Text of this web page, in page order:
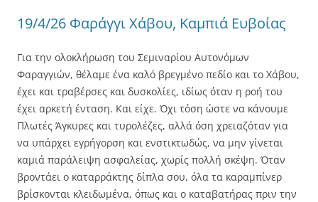
19/4/26 Φαράγγι Χάβου, Καμπιά Ευβοίας
Για την ολοκλήρωση του Σεμιναρίου Αυτονόμων
Φαραγγιών, θέλαμε ένα καλό βρεγμένο πεδίο και το Χάβου,
έχει και τραβέρσες και δυσκολίες, ιδίως όταν η ροή του
έχει αρκετή ένταση. Και είχε. Όχι τόση ώστε να κάνουμε
Πλωτές Άγκυρες και τυρολέζες, αλλά όση χρειαζόταν για
να υπάρχει εγρήγορση και ενστικτωδώς, να μην γίνεται
καμιά παράλειψη ασφαλείας, χωρίς πολλή σκέψη. Όταν
βροντάει ο καταρράκτης δίπλα σου, όλα τα καραμπίνερ
βρίσκονται κλειδωμένα, όπως και ο καταβατήρας πριν την